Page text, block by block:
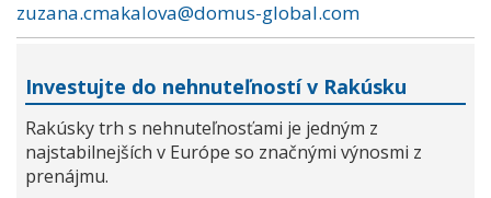
zuzana.cmakalova@domus-global.com
Investujte do nehnuteľností v Rakúsku
Rakúsky trh s nehnuteľnosťami je jedným z
najstabilnejších v Európe so značnými výnosmi z
prenájmu.